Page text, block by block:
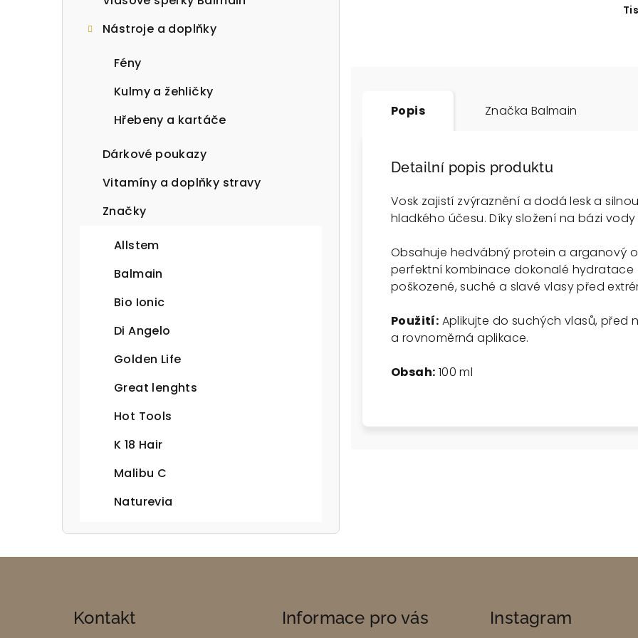
Nástroje a doplňky
Fény
Kulmy a žehličky
Hřebeny a kartáče
Dárkové poukazy
Vitamíny a doplňky stravy
Značky
Allstem
Balmain
Bio Ionic
Di Angelo
Golden Life
Great lenghts
Hot Tools
K 18 Hair
Malibu C
Naturevia
Popis Značka Balmain
Detailní popis produktu
Vosk zajistí zvýraznění a dodá lesk a
hladkého účesu. Díky složení na bázi
Obsahuje hedvábný protein a arganový
perfektní kombinace dokonalé
poškozené, suché a slavé vlasy před
Použití: Aplikujte do suchých vlasů, před
a rovnoměrná aplikace.
Obsah: 100 ml
Kontakt Informace pro vás Instagram